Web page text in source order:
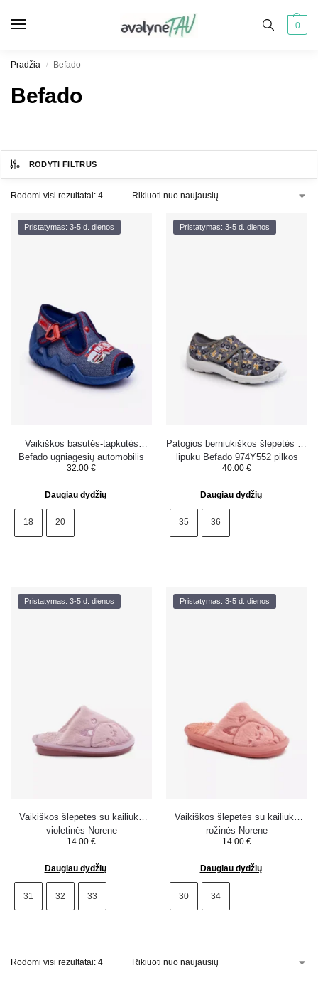
0
Pradžia / Befado
Befado
RODYTI FILTRUS
Rodomi visi rezultatai: 4
Pristatymas: 3-5 d. dienos
Vaikiškos basutės-tapkutės
Befado ugniagesių automobilis
217P118 mėlynos
32.00 €
Daugiau dydžių
18 20
Pristatymas: 3-5 d. dienos
Patogios berniukiškos šlepetės su
lipuku Befado 974Y552 pilkos
40.00 €
Daugiau dydžių
35 36
Pristatymas: 3-5 d. dienos
Vaikiškos šlepetės su kailiuku
violetinės Norene
14.00 €
Daugiau dydžių
31 32 33
Pristatymas: 3-5 d. dienos
Vaikiškos šlepetės su kailiuku
rožinės Norene
14.00 €
Daugiau dydžių
30 34
Rodomi visi rezultatai: 4